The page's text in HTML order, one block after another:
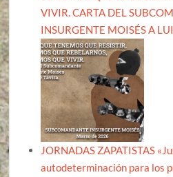
VIVIR. CARTA DEL
INSURGENTE MOISÉS A
JORNADAS ZAPATISTAS
autodeterminación para los